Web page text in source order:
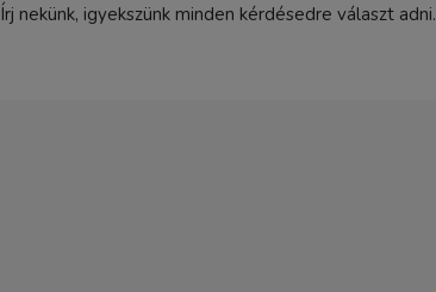
Írj nekünk, igyekszünk minden kérdésedre választ adni.